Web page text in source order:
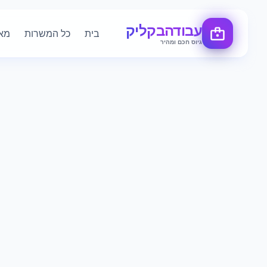
עבודהבקליק
גיוס חכם ומהיר
בית כל המשרות